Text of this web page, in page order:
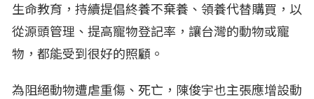
生命教育，持續提倡終養不棄養、領養代替購買，以
從源頭管理、提高寵物登記率，讓台灣的動物或寵
物，都能受到很好的照顧。
為阻絕動物遭虐重傷、死亡，陳俊宇也主張應增設動